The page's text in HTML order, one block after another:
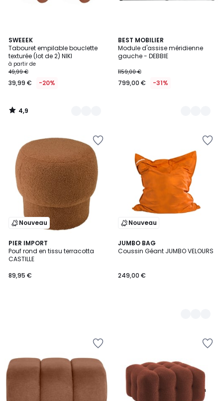
SWEEEK
Tabouret empilable bouclette
texturée (lot de 2) NIKI
à partir de
49,99 €
39,99 € -20%
4,9
/ 5
9
Couleurs
4,9
/
BEST MOBILIER
Module d'assise méridienne
gauche - DEBBIE
1159,00 €
799,00 € -31%
8
Couleurs
Nouveau
PIER IMPORT
Pouf rond en tissu terracotta
CASTILLE
89,95 €
Nouveau
JUMBO BAG
Coussin Géant JUMBO VELOURS
249,00 €
6
Couleurs